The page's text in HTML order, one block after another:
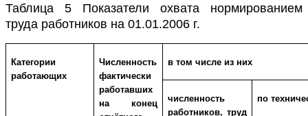
Таблица 5 Показатели охвата нормированием
труда работников на 01.01.2006 г.
Категории
работающих
Численность
фактически
работавших
на конец
в том числе из них
численность
работников, труд
по